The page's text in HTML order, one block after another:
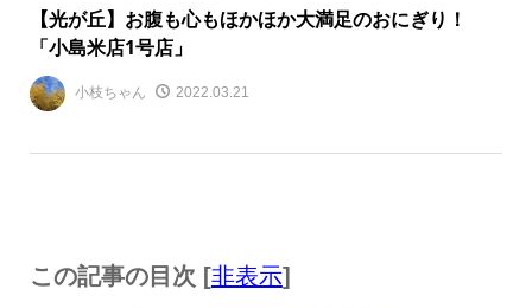
【光が丘】お腹も心もほかほか大満足のおにぎり！
「小島米店1号店」
小枝ちゃん 2022.03.21
この記事の目次 [非表示]